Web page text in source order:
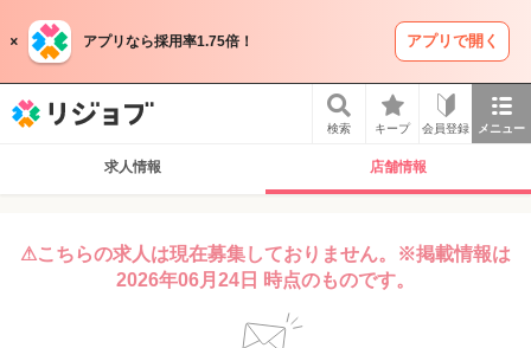
アプリなら採用率1.75倍！ アプリで開く
検索 キープ 会員登録 メニュー
求人情報 店舗情報
⚠こちらの求人は現在募集しておりません。※掲載情報は
2026年06月24日 時点のものです。